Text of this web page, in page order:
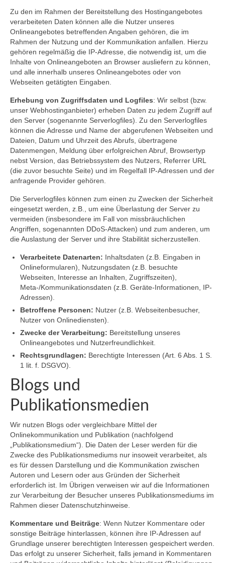
Zu den im Rahmen der Bereitstellung des Hostingangebotes
verarbeiteten Daten können alle die Nutzer unseres
Onlineangebotes betreffenden Angaben gehören, die im
Rahmen der Nutzung und der Kommunikation anfallen. Hierzu
gehören regelmäßig die IP-Adresse, die notwendig ist, um die
Inhalte von Onlineangeboten an Browser ausliefern zu können,
und alle innerhalb unseres Onlineangebotes oder von
Webseiten getätigten Eingaben.
Erhebung von Zugriffsdaten und Logfiles: Wir selbst (bzw.
unser Webhostinganbieter) erheben Daten zu jedem Zugriff auf
den Server (sogenannte Serverlogfiles). Zu den Serverlogfiles
können die Adresse und Name der abgerufenen Webseiten und
Dateien, Datum und Uhrzeit des Abrufs, übertragene
Datenmengen, Meldung über erfolgreichen Abruf, Browsertyp
nebst Version, das Betriebssystem des Nutzers, Referrer URL
(die zuvor besuchte Seite) und im Regelfall IP-Adressen und der
anfragende Provider gehören.
Die Serverlogfiles können zum einen zu Zwecken der Sicherheit
eingesetzt werden, z.B., um eine Überlastung der Server zu
vermeiden (insbesondere im Fall von missbräuchlichen
Angriffen, sogenannten DDoS-Attacken) und zum anderen, um
die Auslastung der Server und ihre Stabilität sicherzustellen.
Verarbeitete Datenarten: Inhaltsdaten (z.B. Eingaben in
Onlineformularen), Nutzungsdaten (z.B. besuchte
Webseiten, Interesse an Inhalten, Zugriffszeiten),
Meta-/Kommunikationsdaten (z.B. Geräte-Informationen, IP-
Adressen).
Betroffene Personen: Nutzer (z.B. Webseitenbesucher,
Nutzer von Onlinediensten).
Zwecke der Verarbeitung: Bereitstellung unseres
Onlineangebotes und Nutzerfreundlichkeit.
Rechtsgrundlagen: Berechtigte Interessen (Art. 6 Abs. 1 S.
1 lit. f. DSGVO).
Blogs und
Publikationsmedien
Wir nutzen Blogs oder vergleichbare Mittel der
Onlinekommunikation und Publikation (nachfolgend
„Publikationsmedium“). Die Daten der Leser werden für die
Zwecke des Publikationsmediums nur insoweit verarbeitet, als
es für dessen Darstellung und die Kommunikation zwischen
Autoren und Lesern oder aus Gründen der Sicherheit
erforderlich ist. Im Übrigen verweisen wir auf die Informationen
zur Verarbeitung der Besucher unseres Publikationsmediums im
Rahmen dieser Datenschutzhinweise.
Kommentare und Beiträge: Wenn Nutzer Kommentare oder
sonstige Beiträge hinterlassen, können ihre IP-Adressen auf
Grundlage unserer berechtigten Interessen gespeichert werden.
Das erfolgt zu unserer Sicherheit, falls jemand in Kommentaren